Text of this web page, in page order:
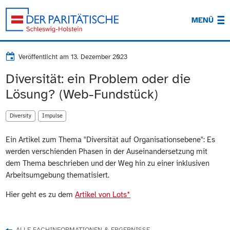
MENÜ
Veröffentlicht am13. Dezember 2023
Diversität: ein Problem oder die
Lösung? (Web-Fundstück)
Diversity Impulse
Ein Artikel zum Thema "Diversität auf Organisationsebene": Es
werden verschienden Phasen in der Auseinandersetzung mit
dem Thema beschrieben und der Weg hin zu einer inklusiven
Arbeitsumgebung thematisiert.
Hier geht es zu demArtikel von Lots*